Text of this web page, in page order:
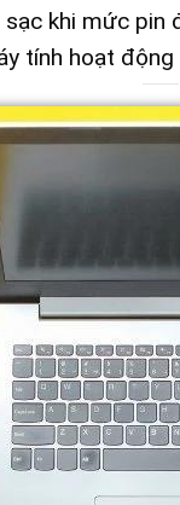
khi mức
tính hoạt